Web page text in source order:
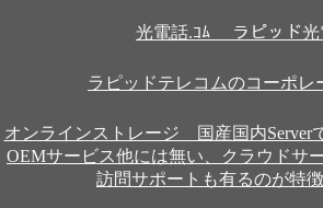
光電話.ｺﾑ ラピッド光
ラピッドテレコムのコーポレ
オンラインストレージ 国産国内Server
OEMサービス他には無い、クラウドサ
訪問サポートも有るのが特